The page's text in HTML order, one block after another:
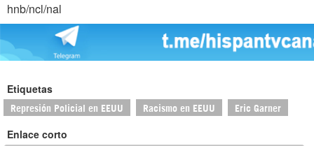
hnb/ncl/nal
Etiquetas
Represión Policial en EEUU Racismo en EEUU Eric Garner
Enlace corto